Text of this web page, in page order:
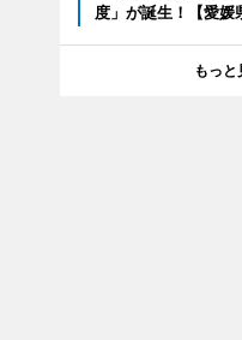
度」が誕生！【愛媛
もっと